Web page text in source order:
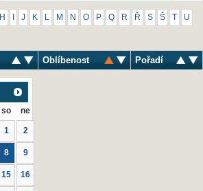
H J K M N O P Q R Ř S Š U
Oblíbenost Pořadí
so ne
1 2
8 9
15 16